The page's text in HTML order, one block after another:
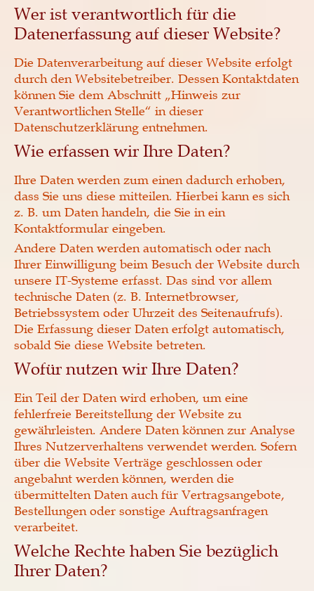
Wer ist verantwortlich für die
Datenerfassung auf dieser Website?
Die Datenverarbeitung auf dieser Website erfolgt
durch den Websitebetreiber. Dessen Kontaktdaten
können Sie dem Abschnitt „Hinweis zur
Verantwortlichen Stelle“ in dieser
Datenschutzerklärung entnehmen.
Wie erfassen wir Ihre Daten?
Ihre Daten werden zum einen dadurch erhoben,
dass Sie uns diese mitteilen. Hierbei kann es sich
z. B. um Daten handeln, die Sie in ein
Kontaktformular eingeben.
Andere Daten werden automatisch oder nach
Ihrer Einwilligung beim Besuch der Website durch
unsere IT-Systeme erfasst. Das sind vor allem
technische Daten (z. B. Internetbrowser,
Betriebssystem oder Uhrzeit des Seitenaufrufs).
Die Erfassung dieser Daten erfolgt automatisch,
sobald Sie diese Website betreten.
Wofür nutzen wir Ihre Daten?
Ein Teil der Daten wird erhoben, um eine
fehlerfreie Bereitstellung der Website zu
gewährleisten. Andere Daten können zur Analyse
Ihres Nutzerverhaltens verwendet werden. Sofern
über die Website Verträge geschlossen oder
angebahnt werden können, werden die
übermittelten Daten auch für Vertragsangebote,
Bestellungen oder sonstige Auftragsanfragen
verarbeitet.
Welche Rechte haben Sie bezüglich
Ihrer Daten?